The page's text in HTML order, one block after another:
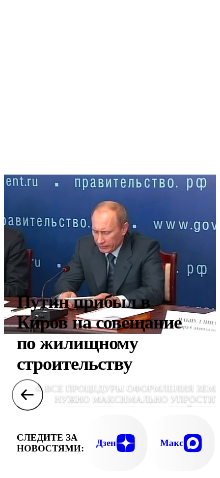
Путин прибыл в
Киров на совещание
по жилищному
строительству
© ВСЕ ПРОЦЕДУРЫ ОФОРМЛЕНИЯ
НУЖНО МАКСИМАЛЬНО
ЗАЯВИЛ ПРЕМЬЕР, А
СЛЕДИТЕ ЗА
НОВОСТЯМИ:
Дзен Макс